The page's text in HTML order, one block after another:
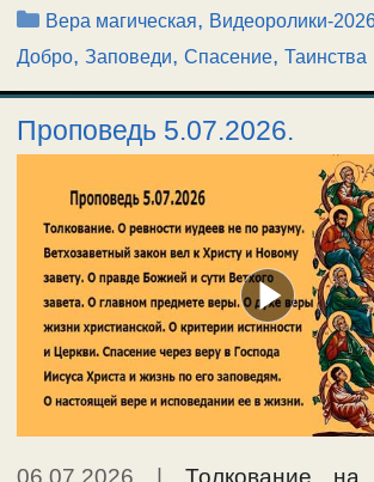
Рубрики
Вера магическая, Видеоролики-
Добро, Заповеди, Спасение, Таинства
Проповедь 5.07.2026.
06.07.2026 | Толкование